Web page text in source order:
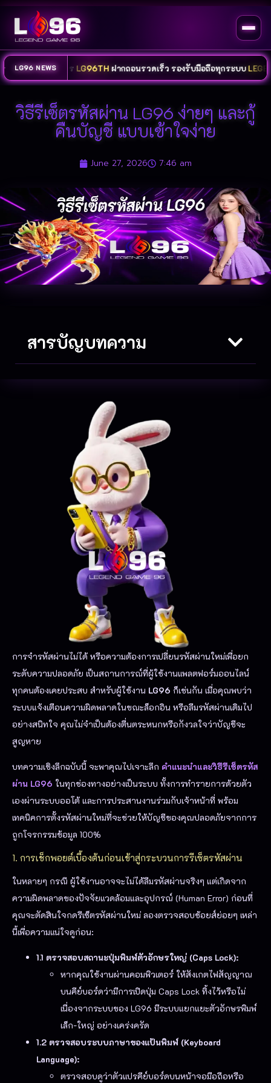
LG96 NEWS
ครบวงจรLG96THฝากถอนรวดเร็ว รองรับมือถือทุกระบบ
วิธีรีเซ็ตรหัสผ่าน LG96 ง่ายๆ และกู้
คืนบัญชี แบบเข้าใจง่าย
June 27, 2026 7:46 am
สารบัญบทความ
การจำรหัสผ่านไม่ได้ หรือความต้องการเปลี่ยนรหัสผ่านใหม่เพื่อยก
ระดับความปลอดภัย เป็นสถานการณ์ที่ผู้ใช้งานแพลตฟอร์มออนไลน์
ทุกคนต้องเคยประสบ สำหรับผู้ใช้งาน LG96 ก็เช่นกัน เมื่อคุณพบว่า
ระบบแจ้งเตือนความผิดพลาดในขณะล็อกอิน หรือลืมรหัสผ่านเดิมไป
อย่างสนิทใจ คุณไม่จำเป็นต้องตื่นตระหนกหรือกังวลใจว่าบัญชีจะ
สูญหาย
บทความเชิงลึกฉบับนี้ จะพาคุณไปเจาะลึก คำแนะนำและวิธีรีเซ็ตรหัส
ผ่าน LG96 ในทุกช่องทางอย่างเป็นระบบ ทั้งการทำรายการด้วยตัว
เองผ่านระบบออโต้ และการประสานงานร่วมกับเจ้าหน้าที่ พร้อม
เทคนิคการตั้งรหัสผ่านใหม่ที่จะช่วยให้บัญชีของคุณปลอดภัยจากการ
ถูกโจรกรรมข้อมูล 100%
1. การเช็กพอยต์เบื้องต้นก่อนเข้าสู่กระบวนการรีเซ็ตรหัสผ่าน
ในหลายๆ กรณี ผู้ใช้งานอาจจะไม่ได้ลืมรหัสผ่านจริงๆ แต่เกิดจาก
ความผิดพลาดของปัจจัยแวดล้อมและอุปกรณ์ (Human Error) ก่อนที่
คุณจะตัดสินใจกดรีเซ็ตรหัสผ่านใหม่ ลองตรวจสอบช้อยส์ย่อยๆ เหล่า
นี้เพื่อความแน่ใจดูก่อน:
1.1 ตรวจสอบสถานะปุ่มพิมพ์ตัวอักษรใหญ่ (Caps Lock):
หากคุณใช้งานผ่านคอมพิวเตอร์ ให้สังเกตไฟสัญญาณ
บนคีย์บอร์ดว่ามีการเปิดปุ่ม Caps Lock ทิ้งไว้หรือไม่
เนื่องจากระบบของ LG96 มีระบบแยกแยะตัวอักษรพิมพ์
เล็ก-ใหญ่ อย่างเคร่งครัด
1.2 ตรวจสอบระบบภาษาของแป้นพิมพ์ (Keyboard
Language):
ตรวจสอบดูว่าตัวแปรคีย์บอร์ดบนหน้าจอมือถือหรือ